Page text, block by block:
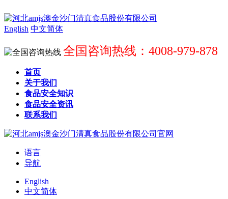
English 中文简体
全国咨询热线：4008-979-878
首页
关于我们
食品安全知识
食品安全资讯
联系我们
语言
导航
English
中文简体